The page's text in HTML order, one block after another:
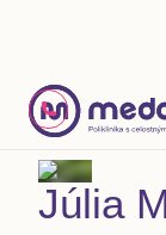
Klientske centrum
+421 2 20
Júlia